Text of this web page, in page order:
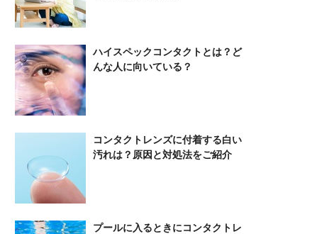
ハイスペックコンタクトとは？ど
んな人に向いている？
コンタクトレンズに付着する白い
汚れは？原因と対処法をご紹介
プールに入るときにコンタクトレ